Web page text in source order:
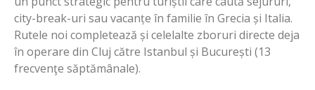
city-break-uri sau vacanțe în familie în Grecia și Italia.
Rutele noi completează și celelalte zboruri directe deja
în operare din Cluj către Istanbul și București (13
frecvenţe săptămânale).